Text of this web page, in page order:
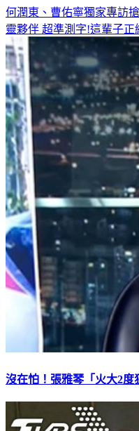
何潤東、曹佑寧獨家專訪
靈夥伴 超準測字!這輩子正
沒在怕！張雅琴「火大2